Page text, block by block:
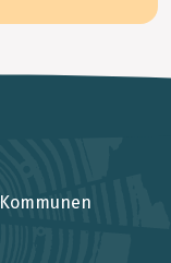
Kommunen